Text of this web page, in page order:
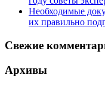
Необходимые
их правильно
Свежие
Архивы